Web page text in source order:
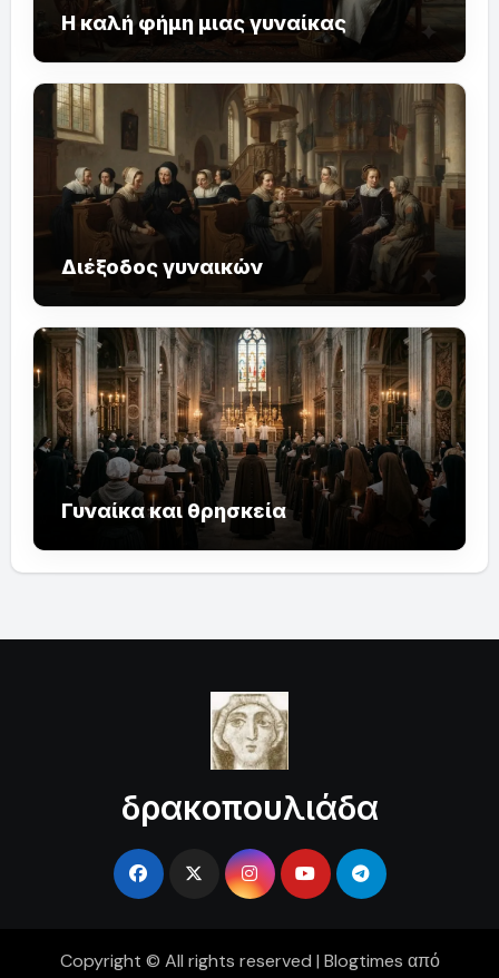
Η καλή φήμη μιας γυναίκας
Διέξοδος γυναικών
Γυναίκα και θρησκεία
δρακοπουλιάδα
Copyright © All rights reserved | Blogtimes από